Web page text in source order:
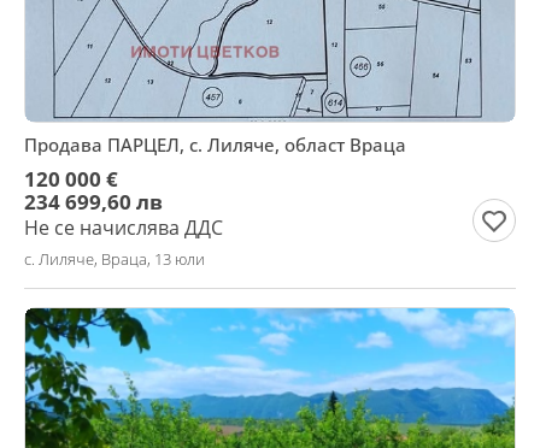
Продава ПАРЦЕЛ, с. Лиляче, област Враца
120 000 €
234 699,60 лв
Не се начислява ДДС
с. Лиляче, Враца, 13 юли